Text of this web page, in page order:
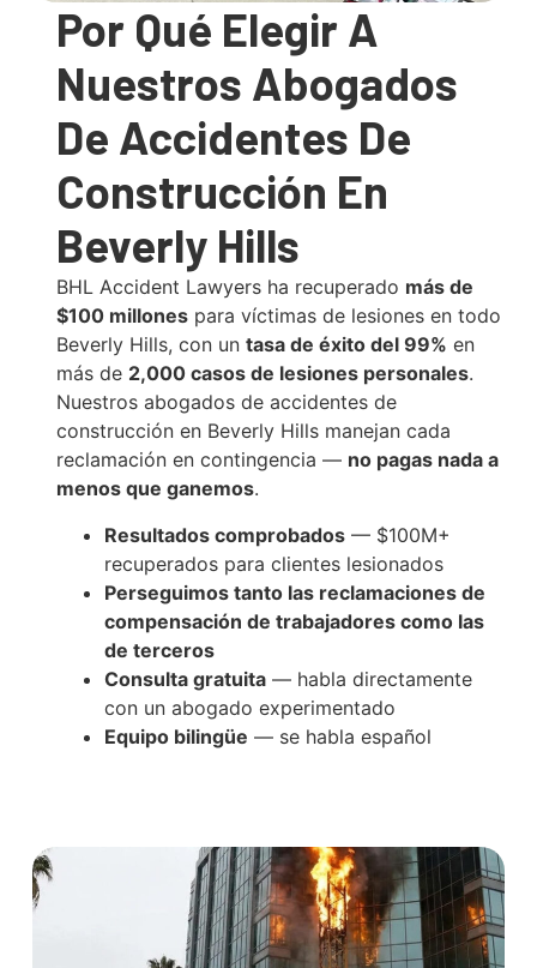
Por Qué Elegir A
Nuestros Abogados
De Accidentes De
Construcción En
Beverly Hills
BHL Accident Lawyers ha recuperado más de
$100 millonespara víctimas de lesiones en todo
Beverly Hills, con un tasa de éxito del 99% en
más de 2,000 casos de lesiones personales.
Nuestros abogados de accidentes de
construcción en Beverly Hills manejan cada
reclamación en contingencia — no pagas nada a
menos que ganemos.
Resultados comprobados— $100M+
recuperados para clientes lesionados
Perseguimos tanto las reclamaciones de
compensación de trabajadores como las
de terceros
Consulta gratuita— habla directamente
con un abogado experimentado
Equipo bilingüe — se habla español